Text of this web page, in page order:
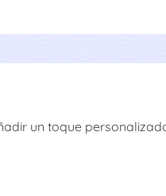
un toque